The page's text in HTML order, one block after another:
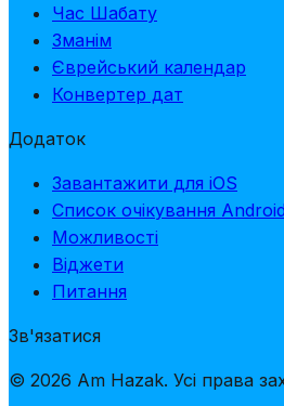
Час Шабату
Зманім
Єврейський календар
Конвертер дат
Додаток
Завантажити для iOS
Список очікування Android
Можливості
Віджети
Питання
Зв'язатися
© 2026 Am Hazak. Усі права